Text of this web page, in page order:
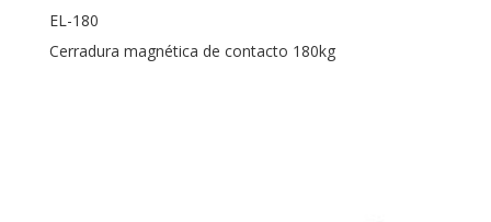
EL-180
Cerradura magnética de contacto 180kg